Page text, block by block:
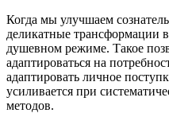
Когда мы улучшаем
деликатные трансформации
душевном режиме. Такое
адаптироваться на
адаптировать личное
усиливается при
методов.